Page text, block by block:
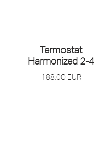
Termostat
Harmonized 2-4
188,00 EUR